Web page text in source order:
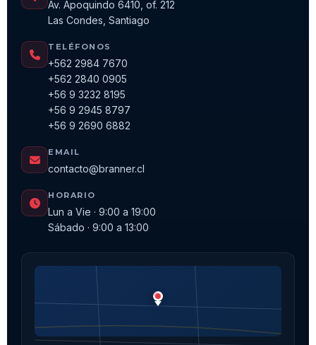
Av. Apoquindo 6410, of. 212
Las Condes, Santiago
TELÉFONOS
+562 2984 7670
+562 2840 0905
+56 9 3232 8195
+56 9 2945 8797
+56 9 2690 6882
EMAIL
contacto@branner.cl
HORARIO
Lun a Vie · 9:00 a 19:00
Sábado · 9:00 a 13:00